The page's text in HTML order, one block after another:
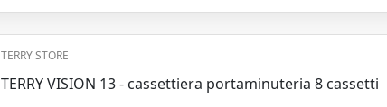
TERRY STORE
TERRY VISION 13 - cassettiera portaminuteria 8 cassetti